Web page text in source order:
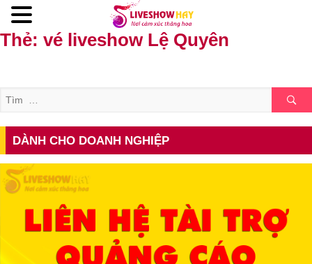
Đến nội dung chính
Thẻ: vé liveshow Lệ Quyên
DÀNH CHO DOANH NGHIỆP